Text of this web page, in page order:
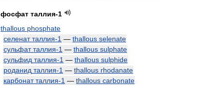
фосфат таллия-1
thallous phosphate
селенат таллия-1 — thallous selenate
сульфат таллия-1 — thallous sulphate
сульфид таллия-1 — thallous sulphide
роданид таллия-1 — thallous rhodanate
карбонат таллия-1 — thallous carbonate